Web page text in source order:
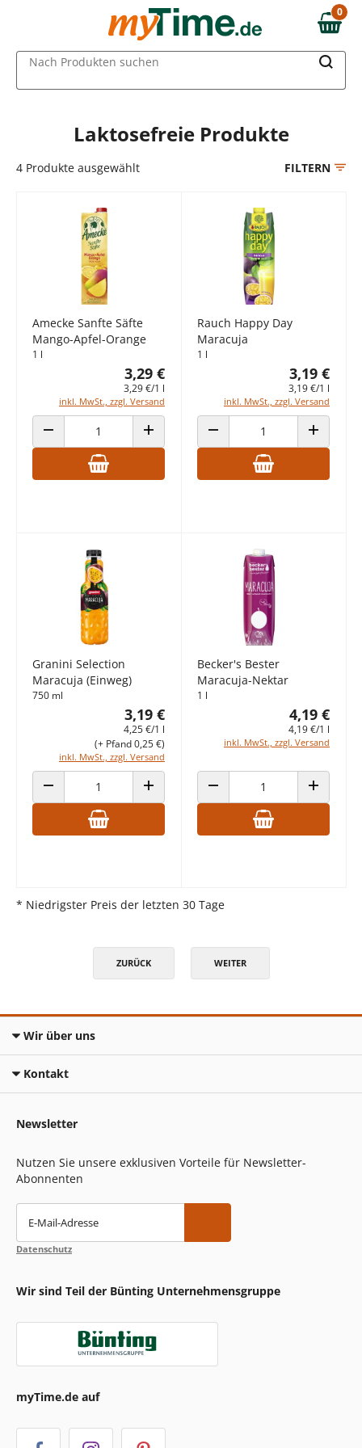
Zum Hauptinhalt springen
Zur Navigation springen
Zur Suche springen
0,00 €
0
Nach Produkten suchen
Laktosefreie Produkte
4 Produkte ausgewählt FILTERN
Amecke Sanfte Säfte
Mango-Apfel-Orange
1 l
3,29 €
3,29 €/1 l
inkl. MwSt., zzgl. Versand
ANZAHL VERRINGERN ANZAHL ERHÖHEN
Rauch Happy Day
Maracuja
1 l
3,19 €
3,19 €/1 l
inkl. MwSt., zzgl. Versand
ANZAHL VERRINGERN ANZAHL
Granini Selection
Maracuja (Einweg)
750 ml
3,19 €
4,25 €/1 l
inkl. MwSt., zzgl. Versand
(+ Pfand 0,25 €)
ANZAHL VERRINGERN ANZAHL ERHÖHEN
Becker's Bester
Maracuja-Nektar
1 l
4,19 €
4,19 €/1 l
inkl. MwSt., zzgl. Versand
ANZAHL VERRINGERN ANZAHL
* Niedrigster Preis der letzten 30 Tage
ZURÜCK WEITER
Wir über uns
Kontakt
Newsletter
Nutzen Sie unsere exklusiven Vorteile für Newsletter-
Abonnenten
E-Mail-Adresse
Datenschutz
Wir sind Teil der Bünting Unternehmensgruppe
myTime.de auf